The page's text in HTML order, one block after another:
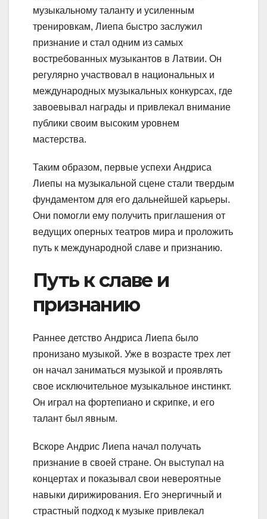
музыкальному таланту и усиленным
тренировкам, Лиепа быстро заслужил
признание и стал одним из самых
востребованных музыкантов в Латвии. Он
регулярно участвовал в национальных и
международных музыкальных конкурсах, где
завоевывал награды и привлекал внимание
публики своим высоким уровнем
мастерства.
Таким образом, первые успехи Андриса
Лиепы на музыкальной сцене стали твердым
фундаментом для его дальнейшей карьеры.
Они помогли ему получить приглашения от
ведущих оперных театров мира и проложить
путь к международной славе и признанию.
Путь к славе и
признанию
Раннее детство Андриса Лиепа было
пронизано музыкой. Уже в возрасте трех лет
он начал заниматься музыкой и проявлять
свое исключительное музыкальное инстинкт.
Он играл на фортепиано и скрипке, и его
талант был явным.
Вскоре Андрис Лиепа начал получать
признание в своей стране. Он выступал на
концертах и показывал свои невероятные
навыки дирижирования. Его энергичный и
страстный подход к музыке привлекал